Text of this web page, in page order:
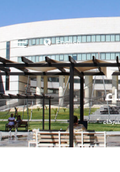
English